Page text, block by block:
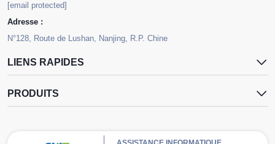
[email protected]
Adresse :
N°128, Route de Lushan, Nanjing, R.P. Chine
LIENS RAPIDES
PRODUITS